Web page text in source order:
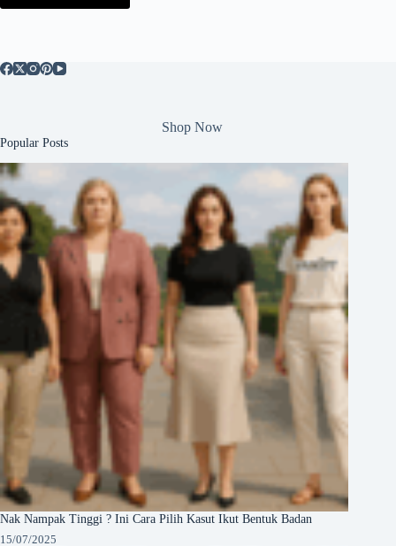
Shop Now
Popular Posts
Nak Nampak Tinggi ? Ini Cara Pilih Kasut Ikut Bentuk Badan
15/07/2025